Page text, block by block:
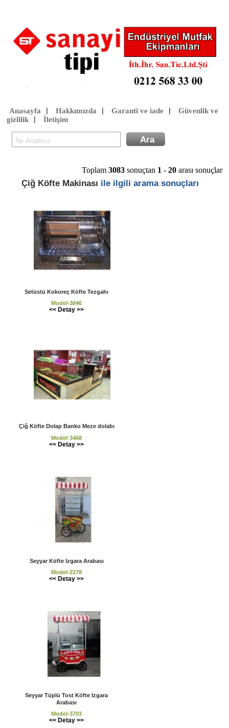
Anasayfa Hakkımızda Garanti ve iade
Güvenlik ve
gizlilik| İletişim
Toplam 3083 sonuçtan 1 - 20 arası sonuçlar
Çiğ Köfte Makinası ile ilgili arama sonuçları
Setüstü Kokoreç Köfte Tezgahı
Model-3846
<< Detay >>
Çiğ Köfte Dolap Banko Meze dolabı
Model-3468
<< Detay >>
Seyyar Köfte Izgara Arabası
Model-2278
<< Detay >>
Seyyar Tüplü Tost Köfte Izgara
Arabası
Model-3703
<< Detay >>